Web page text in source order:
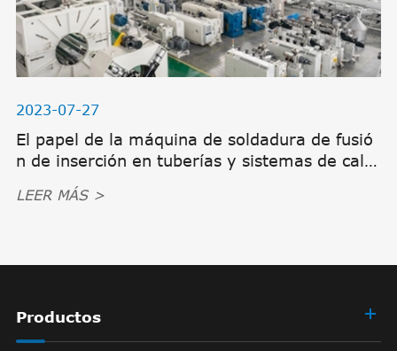
2023-07-27
El papel de la máquina de soldadura de fusió
n de inserción en tuberías y sistemas de calef
LEER MÁS >
Productos